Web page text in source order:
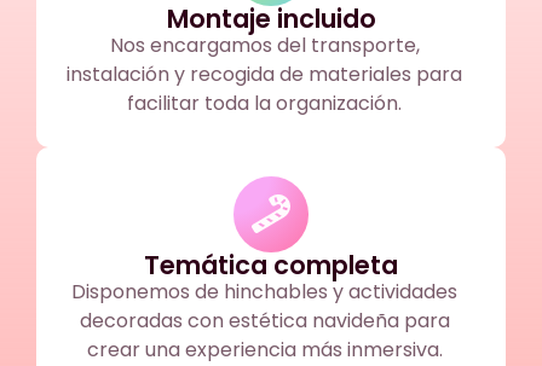
Montaje incluido
Nos encargamos del transporte,
instalación y recogida de materiales para
facilitar toda la organización.
Temática completa
Disponemos de hinchables y actividades
decoradas con estética navideña para
crear una experiencia más inmersiva.